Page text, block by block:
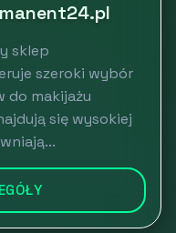
sklep
szeroki wybór
makijażu
się wysokiej